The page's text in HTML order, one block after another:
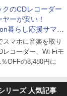
クのCDレコーダー
ヤーが安い！
暮らし応援サマー
スマホに音楽を取り
レコーダー、Wi-Fiモ
OFFの8,480円に
リーズ 人気記事